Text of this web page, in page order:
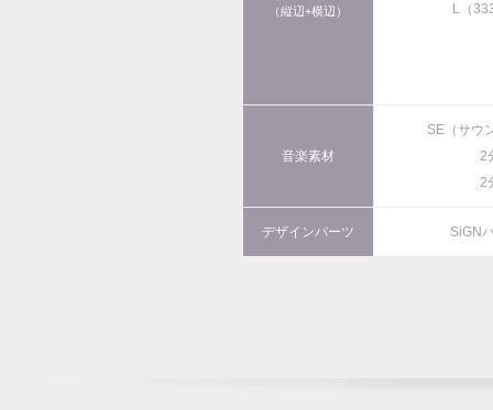
（縦辺+横辺）
L（
音楽素材
SE（サウ
2
2
デザインパーツ SiGN